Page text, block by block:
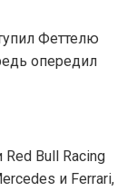
Феттелю
опередил
Red Bull Racing
и Ferrari,